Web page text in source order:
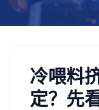
冷喂料
定？先